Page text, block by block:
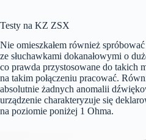
Testy na KZ ZSX
Nie omieszkałem również
ze słuchawkami dokanałowymi o
co prawda przystosowane do takich
na takim połączeniu pracować.
absolutnie żadnych anomalii
urządzenie charakteryzuje się
na poziomie poniżej 1 Ohma.